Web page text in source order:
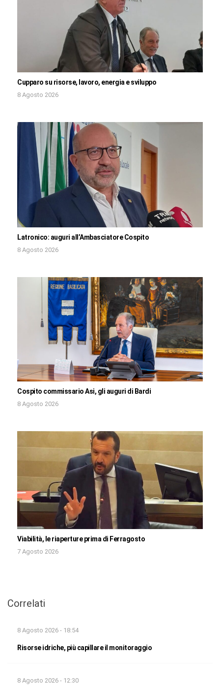
Cupparo su risorse, lavoro, energia e sviluppo
8 Agosto 2026
Latronico: auguri all’Ambasciatore Cospito
8 Agosto 2026
Cospito commissario Asi, gli auguri di Bardi
8 Agosto 2026
Viabilità, le riaperture prima di Ferragosto
7 Agosto 2026
Correlati
8 Agosto 2026 - 18:54
Risorse idriche, più capillare il monitoraggio
8 Agosto 2026 - 12:30